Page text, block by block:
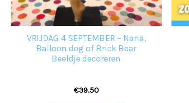
VRIJDAG 4 SEPTEMBER – Nana,
Balloon dog of Brick Bear
Beeldje decoreren
€39,50
gekozen
worden
op